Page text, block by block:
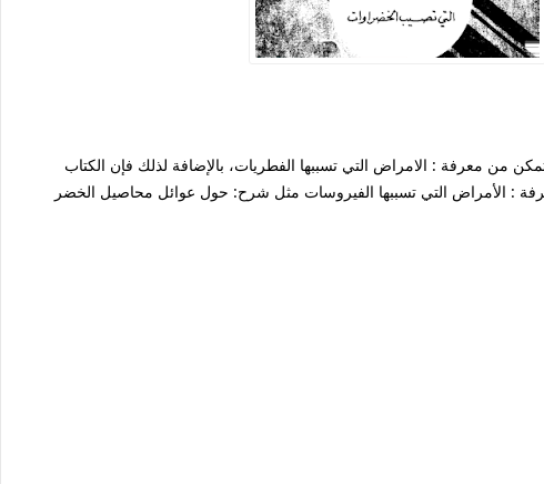
من معرفة : الامراض التي تسببها الفطريات، بالإضافة لذلك فإن الكتاب
: الأمراض التي تسببها الفيروسات مثل شرح: حول عوائل محاصيل الخضر